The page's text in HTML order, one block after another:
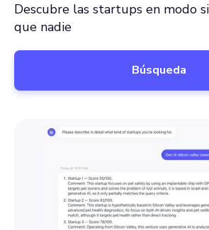
Descubre las startups en modo
que nadie
Búsqueda